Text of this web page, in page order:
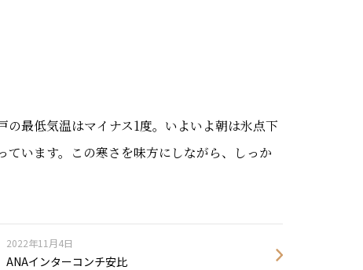
最低気温はマイナス1度。いよいよ朝は氷点下
います。この寒さを味方にしながら、しっか
2022年11月4日
ANAインターコンチ安比